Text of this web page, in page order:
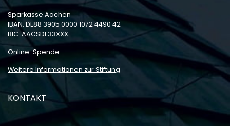
Sparkasse Aachen
IBAN: DE88 3905 0000 1072 4490 42
BIC: AACSDE33XXX
Online-Spende
Weitere Informationen zur Stiftung
KONTAKT